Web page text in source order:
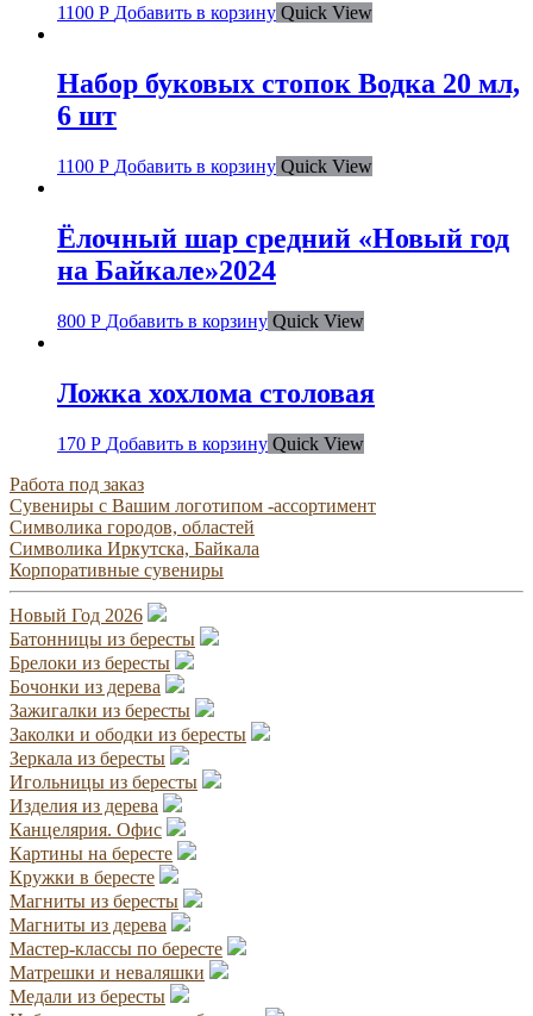
1100 Р Добавить в корзину Quick View
Набор буковых стопок Водка 20 мл,
6 шт
1100 Р Добавить в корзину Quick View
Ёлочный шар средний «Новый год
на Байкале»2024
800 Р Добавить в корзину Quick View
Ложка хохлома столовая
170 Р Добавить в корзину Quick View
Работа под заказ
Сувениры с Вашим логотипом -ассортимент
Символика городов, областей
Символика Иркутска, Байкала
Корпоративные сувениры
Новый Год 2026
Батонницы из бересты
Брелоки из бересты
Бочонки из дерева
Зажигалки из бересты
Заколки и ободки из бересты
Зеркала из бересты
Игольницы из бересты
Изделия из дерева
Канцелярия. Офис
Картины на бересте
Кружки в бересте
Магниты из бересты
Магниты из дерева
Мастер-классы по бересте
Матрешки и неваляшки
Медали из бересты